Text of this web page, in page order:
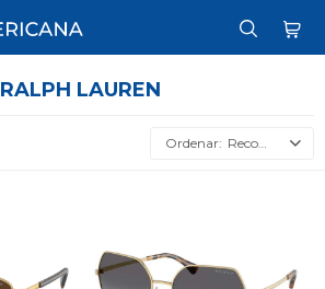
RALPH LAUREN
Recomendados